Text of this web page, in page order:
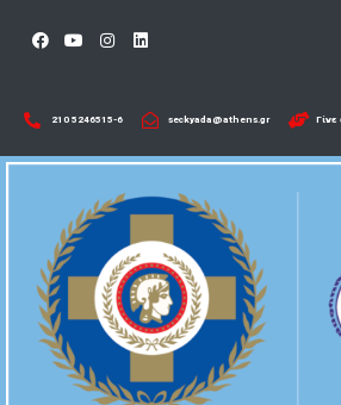
210 5246515-6​ seckyada@athens.gr Γίνε